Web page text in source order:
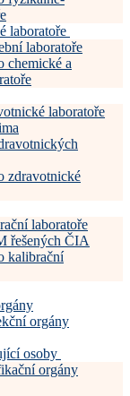
laboratoře
laboratoře
chemické a
laboratoře
zdravotnické
laboratoře
řešených ČIA
kalibrační
orgány
osoby
orgány